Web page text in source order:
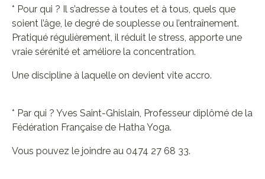
* Pour qui ? Il s’adresse à toutes et à tous, quels que
soient l’âge, le degré de souplesse ou l’entraînement.
Pratiqué régulièrement, il réduit le stress, apporte une
vraie sérénité et améliore la concentration.
Une discipline à laquelle on devient vite accro.
* Par qui ? Yves Saint-Ghislain, Professeur diplômé de la
Fédération Française de Hatha Yoga.
Vous pouvez le joindre au 0474 27 68 33.